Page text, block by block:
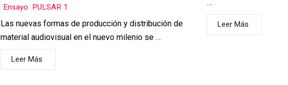
Ensayo PULSAR 1
Las nuevas formas de producción y distribución de
material audiovisual en el nuevo milenio se …
Leer Más
…
Leer Más